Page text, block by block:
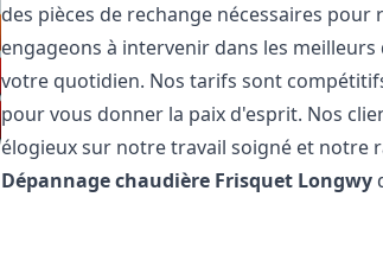
des pièces de rechange nécessaires
engageons à intervenir dans les
votre quotidien. Nos tarifs sont
pour vous donner la paix d'esprit. Nos
élogieux sur notre travail soigné et
Dépannage chaudière Frisquet Longwy